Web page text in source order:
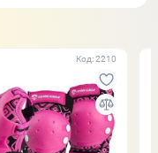
Код: 2210